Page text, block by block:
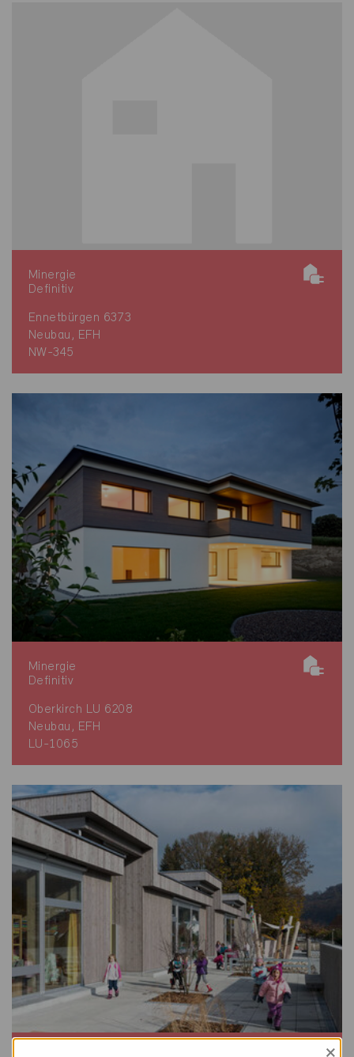
Minergie
Definitiv
Ennetbürgen 6373
Neubau, EFH
NW-345
Minergie
Definitiv
Oberkirch LU 6208
Neubau, EFH
LU-1065
×